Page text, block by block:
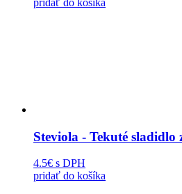
Steviola - Tekuté sladidlo
4.5€ s DPH
pridať do košíka